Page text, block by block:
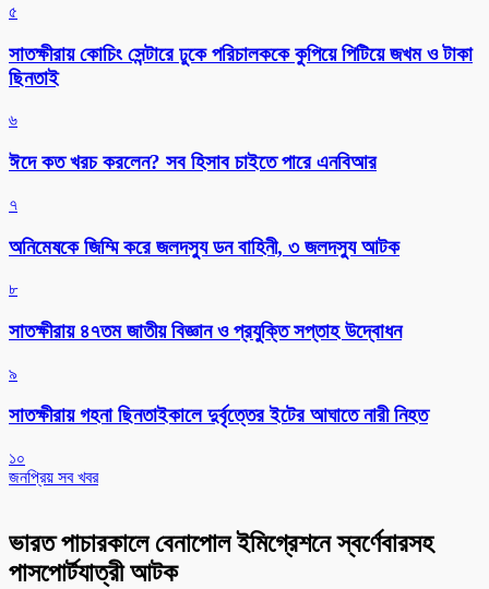
৫
সাতক্ষীরায় কোচিং সেন্টারে ঢুকে পরিচালককে কুপিয়ে পিটিয়ে জখম ও টাকা
ছিনতাই
৬
ঈদে কত খরচ করলেন? সব হিসাব চাইতে পারে এনবিআর
৭
অনিমেষকে জিম্মি করে জলদস্যু ডন বাহিনী, ৩ জলদস্যু আটক
৮
সাতক্ষীরায় ৪৭তম জাতীয় বিজ্ঞান ও প্রযুক্তি সপ্তাহ উদ্বোধন
৯
সাতক্ষীরায় গহনা ছিনতাইকালে দুর্বৃত্তের ইটের আঘাতে নারী নিহত
১০
জনপ্রিয় সব খবর
ভারত পাচারকালে বেনাপোল ইমিগ্রেশনে স্বর্ণেবারসহ
পাসপোর্টযাত্রী আটক